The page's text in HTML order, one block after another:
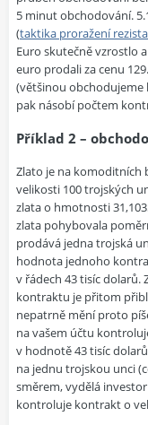
5 minut obchodování.
(taktika proražení
Euro skutečně vzrostlo
euro prodali za cenu
(většinou obchodujeme
pak násobí počtem
Příklad 2 –
Zlato je na komoditních
velikosti 100 trojských
zlata o hmotnosti
zlata pohybovala
prodává jedna trojská
hodnota jednoho
v řádech 43 tisíc dolarů.
kontraktu je přitom
nepatrně mění proto
na vašem účtu
v hodnotě 43 tisíc
na jednu trojskou unci
směrem, vydělá
kontroluje kontrakt o